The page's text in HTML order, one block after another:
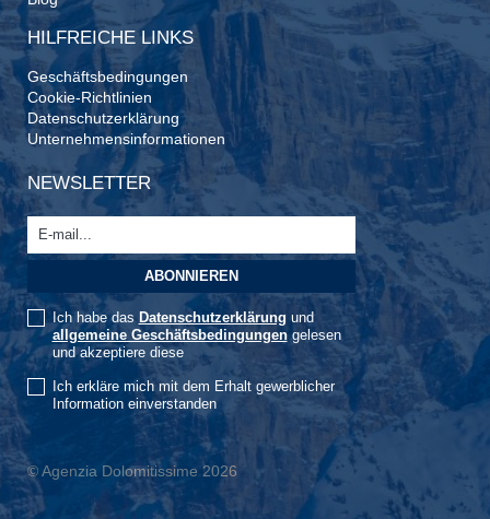
HILFREICHE LINKS
Geschäftsbedingungen
Cookie-Richtlinien
Datenschutzerklärung
Unternehmensinformationen
NEWSLETTER
Ich habe das Datenschutzerklärung und
allgemeine Geschäftsbedingungengelesen
und akzeptiere diese
Ich erkläre mich mit dem Erhalt gewerblicher
Information einverstanden
© Agenzia Dolomitissime 2026